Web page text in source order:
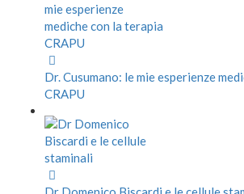
Dr. Cusumano: le mie esperienze
CRAPU